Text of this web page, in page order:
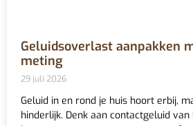
Geluidsoverlast aanpakken
meting
29 juli 2026
Geluid in en rond je huis hoort erbij,
hinderlijk. Denk aan contactgeluid